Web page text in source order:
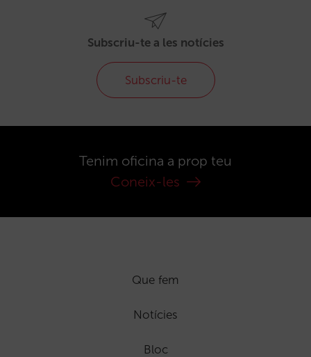
Subscriu-te a les notícies
Subscriu-te
Tenim oficina a prop teu
Coneix-les
Que fem
Notícies
Bloc